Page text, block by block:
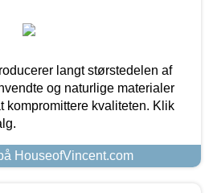
langt størstedelen af
og naturlige materialer
kompromittere kvaliteten. Klik
HouseofVincent.com